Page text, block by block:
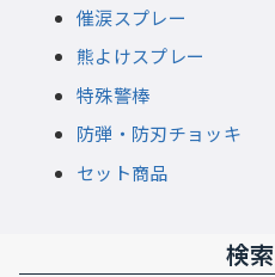
催涙スプレー
熊よけスプレー
特殊警棒
防弾・防刃チョッキ
セット商品
検索